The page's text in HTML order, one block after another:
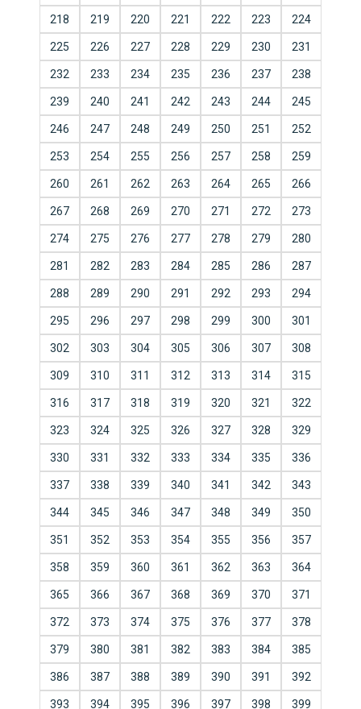
218 219 220 221 222 223 224
225 226 227 228 229 230 231
232 233 234 235 236 237 238
239 240 241 242 243 244 245
246 247 248 249 250 251 252
253 254 255 256 257 258 259
260 261 262 263 264 265 266
267 268 269 270 271 272 273
274 275 276 277 278 279 280
281 282 283 284 285 286 287
288 289 290 291 292 293 294
295 296 297 298 299 300 301
302 303 304 305 306 307 308
309 310 311 312 313 314 315
316 317 318 319 320 321 322
323 324 325 326 327 328 329
330 331 332 333 334 335 336
337 338 339 340 341 342 343
344 345 346 347 348 349 350
351 352 353 354 355 356 357
358 359 360 361 362 363 364
365 366 367 368 369 370 371
372 373 374 375 376 377 378
379 380 381 382 383 384 385
386 387 388 389 390 391 392
393 394 395 396 397 398 399